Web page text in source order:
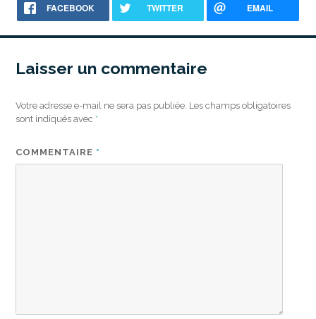
FACEBOOK TWITTER EMAIL
Laisser un commentaire
Votre adresse e-mail ne sera pas publiée. Les champs obligatoires
sont indiqués avec *
COMMENTAIRE *